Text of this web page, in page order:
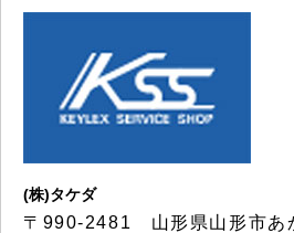
(株)タケダ
〒990-2481 山形県山形市あ